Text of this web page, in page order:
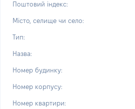
Поштовий індекс:
Місто, селище чи село:
Тип:
Назва:
Номер будинку:
Номер корпусу:
Номер квартири: